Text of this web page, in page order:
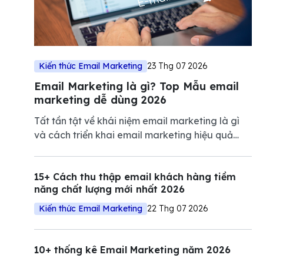
Kiến thức Email Marketing 23 Thg 07 2026
Email Marketing là gì? Top Mẫu email
marketing dễ dùng 2026
Tất tần tật về khái niệm email marketing là gì
và cách triển khai email marketing hiệu quả
15+ Cách thu thập email khách hàng tiềm
năng chất lượng mới nhất 2026
Kiến thức Email Marketing 22 Thg 07 2026
10+ thống kê Email Marketing năm 2026